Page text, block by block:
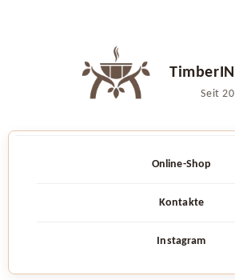
TimberIN
Seit
Online-Shop
Kontakte
Instagram